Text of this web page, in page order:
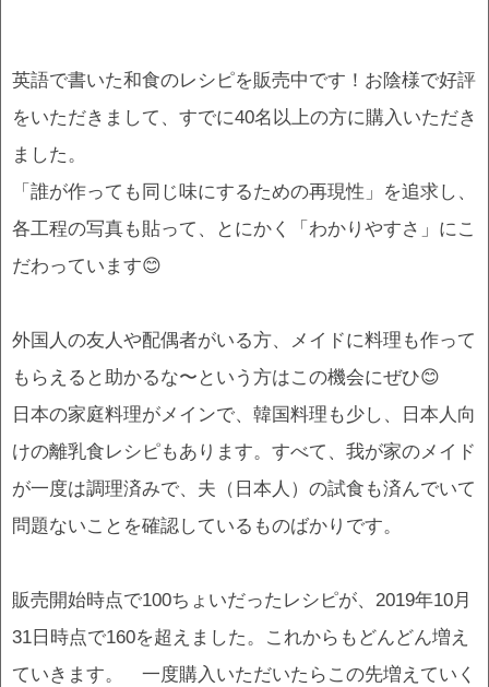
英語で書いた和食のレシピを販売中です！お陰様で好評
をいただきまして、すでに40名以上の方に購入いただき
ました。
「誰が作っても同じ味にするための再現性」を追求し、
各工程の写真も貼って、とにかく「わかりやすさ」にこ
だわっています😊
外国人の友人や配偶者がいる方、メイドに料理も作って
もらえると助かるな〜という方はこの機会にぜひ😊
日本の家庭料理がメインで、韓国料理も少し、日本人向
けの離乳食レシピもあります。すべて、我が家のメイド
が一度は調理済みで、夫（日本人）の試食も済んでいて
問題ないことを確認しているものばかりです。
販売開始時点で100ちょいだったレシピが、2019年10月
31日時点で160を超えました。これからもどんどん増え
ていきます。 一度購入いただいたらこの先増えていく